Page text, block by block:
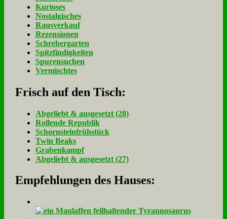
Kurioses
Nostalgisches
Rausverkauf
Rezensionen
Schrebergarten
Spitzfindigkeiten
Spurensuchen
Vermischtes
Frisch auf den Tisch:
Ab­ge­liebt & aus­ge­setzt (28)
Rol­len­de Re­pu­blik
Schorn­stein­früh­stück
Twin Beaks
Gra­ben­kampf
Ab­ge­liebt & aus­ge­setzt (27)
Empfehlungen des Hauses: